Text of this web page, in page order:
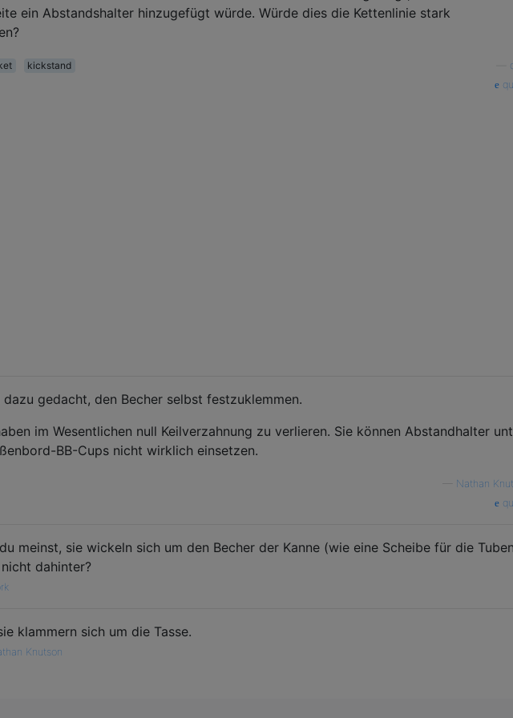
ein Abstandshalter hinzugefügt würde. Würde dies die Kettenlinie stark
kickstand
dazu gedacht, den Becher selbst festzuklemmen.
im Wesentlichen null Keilverzahnung zu verlieren. Sie können Abstandhalter
BB-Cups nicht wirklich einsetzen.
Nathan
meinst, sie wickeln sich um den Becher der Kanne (wie eine Scheibe für die
dahinter?
klammern sich um die Tasse.
Knutson